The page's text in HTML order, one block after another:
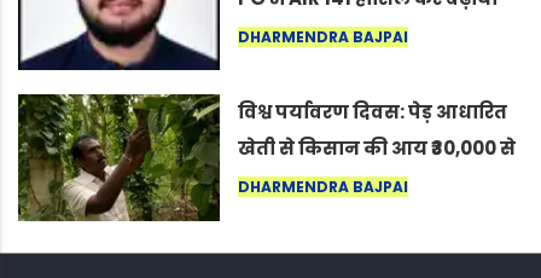
शहर का मान
DHARMENDRA BAJPAI
विश्व पर्यावरण दिवस: पेड़ आधारित
खेती से किसान की आय ₹30,000 से
बढ़कर ₹3 लाख प्रति एकड़ हुई
DHARMENDRA BAJPAI